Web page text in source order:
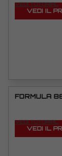
VEDI TUTORIAL
VEDI IL
FORMULA
VEDI TUTORIAL
VEDI IL